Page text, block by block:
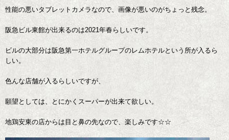
性能の悪いタブレットカメラなので、画像が悪いのがちょっと残念。
阪急ビル東館が出来るのは2021年春らしいです。
ビルの大部分は阪急第一ホテルグループのレムホテルという所が入るら
しい。
色んな店舗が入るらしいですが、
願望としては、とにかくスーパーが出来て欲しい。
地鶏安東の店からは目と鼻の先なので、楽しみです☆☆